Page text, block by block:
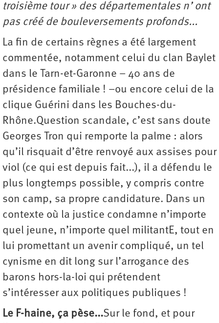
troisième tour » des départementales n’ ont
pas créé de bouleversements profonds...
La fin de certains règnes a été largement
commentée, notamment celui du clan Baylet
dans le Tarn-et-Garonne – 40 ans de
présidence familiale ! –ou encore celui de la
clique Guérini dans les Bouches-du-
Rhône.Question scandale, c’est sans doute
Georges Tron qui remporte la palme : alors
qu’il risquait d’être renvoyé aux assises pour
viol (ce qui est depuis fait...), il a défendu le
plus longtemps possible, y compris contre
son camp, sa propre candidature. Dans un
contexte où la justice condamne n’importe
quel jeune, n’importe quel militantE, tout en
lui promettant un avenir compliqué, un tel
cynisme en dit long sur l’arrogance des
barons hors-la-loi qui prétendent
s’intéresser aux politiques publiques !
Le F-haine, ça pèse...Sur le fond, et pour